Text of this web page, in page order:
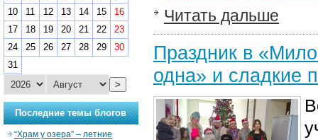
Читать дальше
Праздник в
одна» и сладкие
10
11 12 13 14 15
16
17
18 19 20 21 22
23
24
25 26 27 28 29
30
31
>
Последние темы блогов
“Храм у озера” – летние